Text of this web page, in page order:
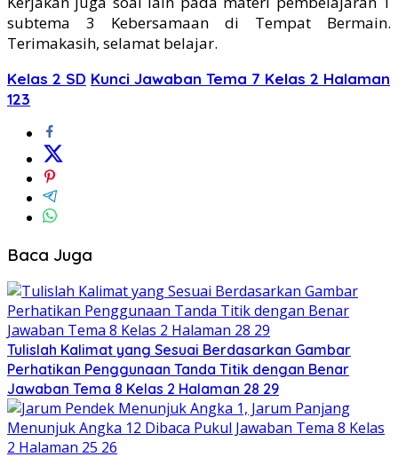
subtema 3 Kebersamaan di Tempat Bermain.
Terimakasih, selamat belajar.
Kelas 2 SD Kunci Jawaban Tema 7 Kelas 2 Halaman
123
Baca Juga
Tulislah Kalimat yang Sesuai Berdasarkan Gambar
Perhatikan Penggunaan Tanda Titik dengan Benar
Jawaban Tema 8 Kelas 2 Halaman 28 29